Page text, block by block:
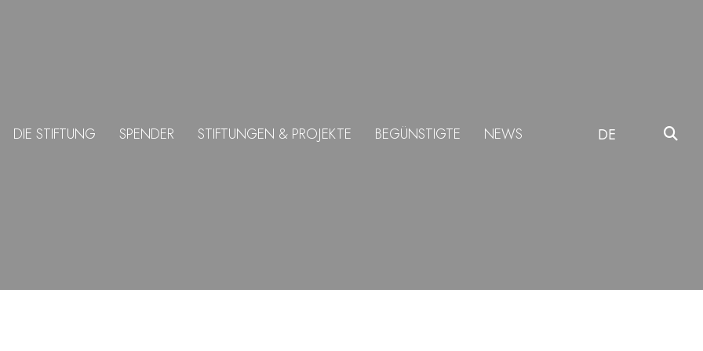
DIE STIFTUNG SPENDER STIFTUNGEN & PROJEKTE BEGÜNSTIGTE NEWS DE